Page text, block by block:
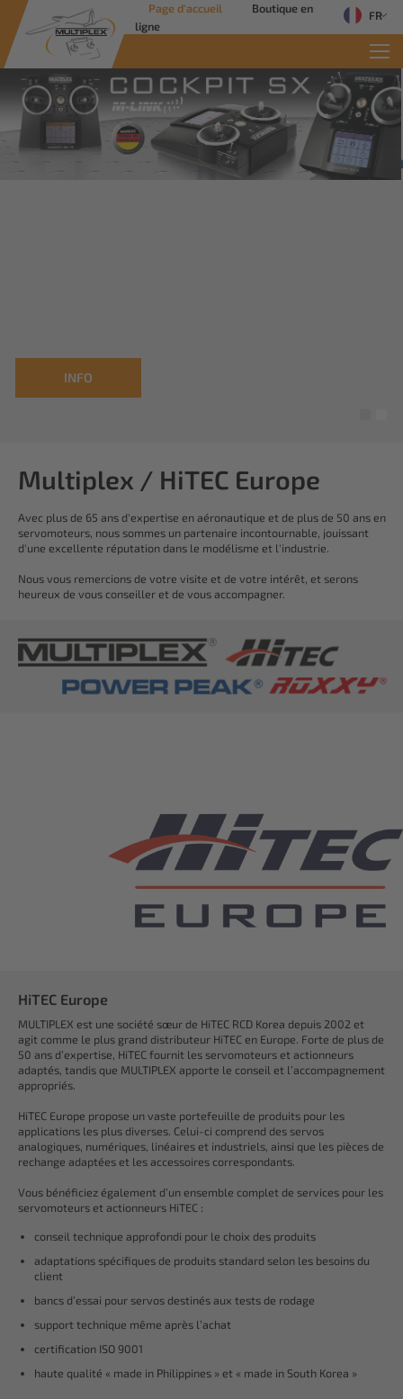
Page d'accueil
Boutique en
ligne
FR
Savoir plus
Multiplex / HiTEC Europe
Avec plus de 65 ans d'expertise en aéronautique et de plus de 50 ans en
servomoteurs, nous sommes un partenaire incontournable, jouissant
d'une excellente réputation dans le modélisme et l'industrie.
Nous vous remercions de votre visite et de votre intérêt, et serons
heureux de vous conseiller et de vous accompagner.
HiTEC Europe
MULTIPLEX est une société sœur de HiTEC RCD Korea depuis 2002 et
agit comme le plus grand distributeur HiTEC en Europe. Forte de plus de
50 ans d’expertise, HiTEC fournit les servomoteurs et actionneurs
adaptés, tandis que MULTIPLEX apporte le conseil et l’accompagnement
appropriés.
HiTEC Europe propose un vaste portefeuille de produits pour les
applications les plus diverses. Celui-ci comprend des servos
analogiques, numériques, linéaires et industriels, ainsi que les pièces de
rechange adaptées et les accessoires correspondants.
Vous bénéficiez également d’un ensemble complet de services pour les
servomoteurs et actionneurs HiTEC :
conseil technique approfondi pour le choix des produits
adaptations spécifiques de produits standard selon les besoins du
client
bancs d’essai pour servos destinés aux tests de rodage
support technique même après l’achat
certification ISO 9001
haute qualité « made in Philippines » et « made in South Korea »